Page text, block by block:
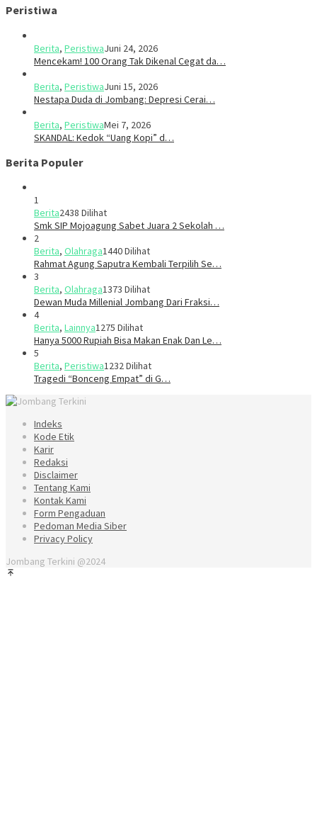
Peristiwa
Berita, PeristiwaJuni 24, 2026
Mencekam! 100 Orang Tak Dikenal Cegat da…
Berita, PeristiwaJuni 15, 2026
​​Nestapa Duda di Jombang: Depresi Cerai…
Berita, PeristiwaMei 7, 2026
SKANDAL: Kedok “Uang Kopi” d…
Berita Populer
1
Berita2438 Dilihat
Smk SIP Mojoagung Sabet Juara 2 Sekolah …
2
Berita, Olahraga1440 Dilihat
Rahmat Agung Saputra Kembali Terpilih Se…
3
Berita, Olahraga1373 Dilihat
Dewan Muda Millenial Jombang Dari Fraksi…
4
Berita, Lainnya1275 Dilihat
Hanya 5000 Rupiah Bisa Makan Enak Dan Le…
5
Berita, Peristiwa1232 Dilihat
Tragedi “Bonceng Empat” di G…
Indeks
Kode Etik
Karir
Redaksi
Disclaimer
Tentang Kami
Kontak Kami
Form Pengaduan
Pedoman Media Siber
Privacy Policy
Jombang Terkini @2024